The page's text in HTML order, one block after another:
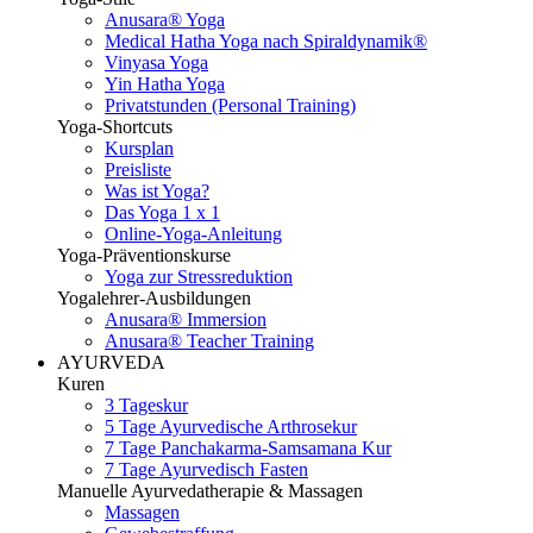
Anusara® Yoga
Medical Hatha Yoga nach Spiraldynamik®
Vinyasa Yoga
Yin Hatha Yoga
Privatstunden (Personal Training)
Yoga-Shortcuts
Kursplan
Preisliste
Was ist Yoga?
Das Yoga 1 x 1
Online-Yoga-Anleitung
Yoga-Präventionskurse
Yoga zur Stressreduktion
Yogalehrer-Ausbildungen
Anusara® Immersion
Anusara® Teacher Training
AYURVEDA
Kuren
3 Tageskur
5 Tage Ayurvedische Arthrosekur
7 Tage Panchakarma-Samsamana Kur
7 Tage Ayurvedisch Fasten
Manuelle Ayurvedatherapie & Massagen
Massagen